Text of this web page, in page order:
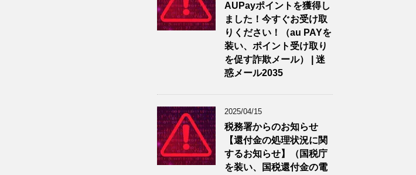
AUPayポイントを獲得し
ました！今すぐお受け取
りください！（au PAYを
装い、ポイント受け取り
を促す詐欺メール） | 迷
惑メール2035
2025/04/15
税務署からのお知らせ
【還付金の処理状況に関
するお知らせ】（国税庁
を装い、国税還付金の電